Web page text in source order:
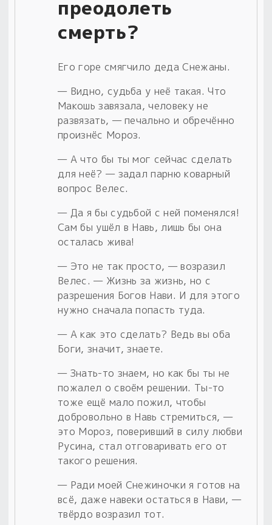
преодолеть
смерть?
Его горе смягчило деда Снежаны.
— Видно, судьба у неё такая. Что
Макошь завязала, человеку не
развязать, — печально и обречённо
произнёс Мороз.
— А что бы ты мог сейчас сделать
для неё? — задал парню коварный
вопрос Велес.
— Да я бы судьбой с ней поменялся!
Сам бы ушёл в Навь, лишь бы она
осталась жива!
— Это не так просто, — возразил
Велес. — Жизнь за жизнь, но с
разрешения Богов Нави. И для этого
нужно сначала попасть туда.
— А как это сделать? Ведь вы оба
Боги, значит, знаете.
— Знать-то знаем, но как бы ты не
пожалел о своём решении. Ты-то
тоже ещё мало пожил, чтобы
добровольно в Навь стремиться, —
это Мороз, поверивший в силу любви
Русина, стал отговаривать его от
такого решения.
— Ради моей Снежиночки я готов на
всё, даже навеки остаться в Нави, —
твёрдо возразил тот.